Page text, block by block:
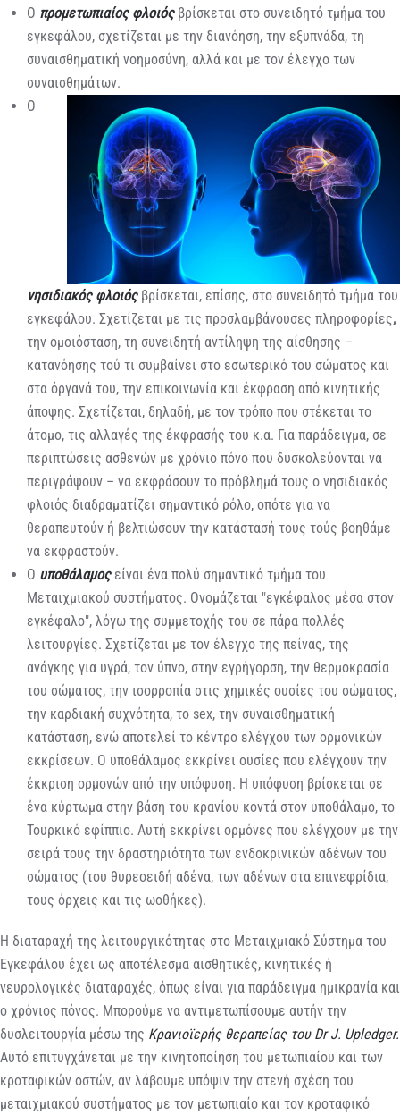
O προμετωπιαίος φλοιόςβρίσκεται στο συνειδητό τμήμα του
εγκεφάλου, σχετίζεται με την διανόηση, την εξυπνάδα, τη
συναισθηματική νοημοσύνη, αλλά και με τον έλεγχο των
συναισθημάτων.
O
νησιδιακός φλοιός βρίσκεται, επίσης, στο συνειδητό τμήμα του
εγκεφάλου. Σχετίζεται με τις προσλαμβάνουσες πληροφορίες,
την ομοιόσταση, τη συνειδητή αντίληψη της αίσθησης –
κατανόησης τού τι συμβαίνει στο εσωτερικό του σώματος και
στα όργανά του, την επικοινωνία και έκφραση από κινητικής
άποψης. Σχετίζεται, δηλαδή, με τον τρόπο που στέκεται το
άτομο, τις αλλαγές της έκφρασής του κ.α. Για παράδειγμα, σε
περιπτώσεις ασθενών με χρόνιο πόνο που δυσκολεύονται να
περιγράψουν – να εκφράσουν το πρόβλημά τους ο νησιδιακός
φλοιός διαδραματίζει σημαντικό ρόλο, οπότε για να
θεραπευτούν ή βελτιώσουν την κατάστασή τους τούς βοηθάμε
να εκφραστούν.
Ο υποθάλαμοςείναι ένα πολύ σημαντικό τμήμα του
Μεταιχμιακού συστήματος. Ονομάζεται "εγκέφαλος μέσα στον
εγκέφαλο", λόγω της συμμετοχής του σε πάρα πολλές
λειτουργίες. Σχετίζεται με τον έλεγχο της πείνας, της
ανάγκης για υγρά, τον ύπνο, στην εγρήγορση, την θερμοκρασία
του σώματος, την ισορροπία στις χημικές ουσίες του σώματος,
την καρδιακή συχνότητα, το sex, την συναισθηματική
κατάσταση, ενώ αποτελεί το κέντρο ελέγχου των ορμονικών
εκκρίσεων. Ο υποθάλαμος εκκρίνει ουσίες που ελέγχουν την
έκκριση ορμονών από την υπόφυση. Η υπόφυση βρίσκεται σε
ένα κύρτωμα στην βάση του κρανίου κοντά στον υποθάλαμο, το
Τουρκικό εφίππιο. Αυτή εκκρίνει ορμόνες που ελέγχουν με την
σειρά τους την δραστηριότητα των ενδοκρινικών αδένων του
σώματος (του θυρεοειδή αδένα, των αδένων στα επινεφρίδια,
τους όρχεις και τις ωοθήκες).
Η διαταραχή της λειτουργικότητας στο Μεταιχμιακό Σύστημα του
Εγκεφάλου έχει ως αποτέλεσμα αισθητικές, κινητικές ή
νευρολογικές διαταραχές, όπως είναι για παράδειγμα ημικρανία και
ο χρόνιος πόνος. Μπορούμε να αντιμετωπίσουμε αυτήν την
δυσλειτουργία μέσω της Κρανιοϊερής θεραπείας του Dr J. Upledger.
Αυτό επιτυγχάνεται με την κινητοποίηση του μετωπιαίου και των
κροταφικών οστών, αν λάβουμε υπόψιν την στενή σχέση του
μεταιχμιακού συστήματος με τον μετωπιαίο και τον κροταφικό